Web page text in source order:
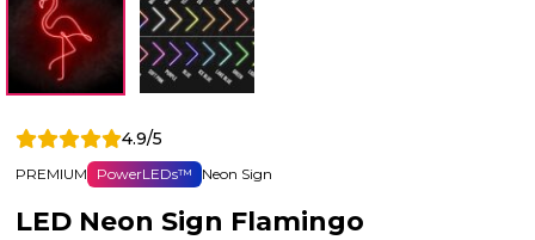
4.9/5
PREMIUM PowerLEDs™ Neon Sign
LED Neon Sign Flamingo